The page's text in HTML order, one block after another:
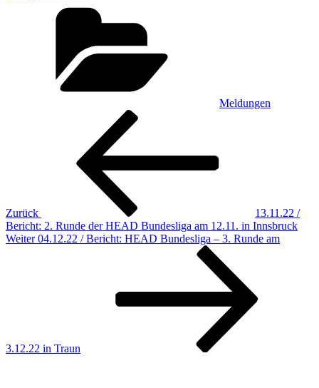
Meldungen
Beitragsnavigation
Zurück
13.11.22 /
Bericht: 2. Runde der HEAD Bundesliga am 12.11. in Innsbruck
Nächster
Weiter 04.12.22 / Bericht: HEAD Bundesliga – 3. Runde am
3.12.22 in Traun